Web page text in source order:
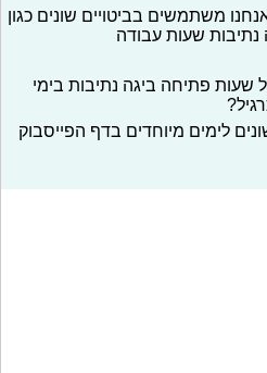
משתמשים בביטויים שונים כגון
נתיבות שעות עבודה
פתיחה ביגה נתיבות בימי
לימים מיוחדים בדף הפייסבוק